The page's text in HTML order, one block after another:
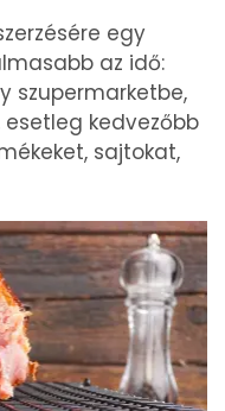
egy
az idő:
szupermarketbe,
kedvezőbb
sajtokat,